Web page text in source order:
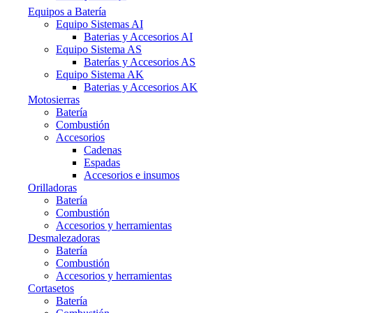
Equipos a Batería
Equipo Sistemas AI
Baterias y Accesorios AI
Equipo Sistema AS
Baterías y Accesorios AS
Equipo Sistema AK
Baterias y Accesorios AK
Motosierras
Batería
Combustión
Accesorios
Cadenas
Espadas
Accesorios e insumos
Orilladoras
Batería
Combustión
Accesorios y herramientas
Desmalezadoras
Batería
Combustión
Accesorios y herramientas
Cortasetos
Batería